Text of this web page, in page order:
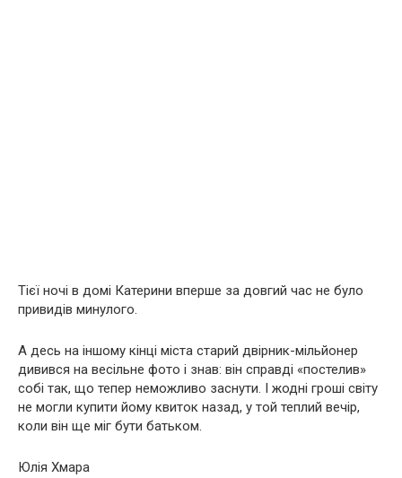
Тієї ночі в домі Катерини вперше за довгий час не було
привидів минулого.
А десь на іншому кінці міста старий двірник-мільйонер
дивився на весільне фото і знав: він справді «постелив»
собі так, що тепер неможливо заснути. І жодні гроші світу
не могли купити йому квиток назад, у той теплий вечір,
коли він ще міг бути батьком.
Юлія Хмара